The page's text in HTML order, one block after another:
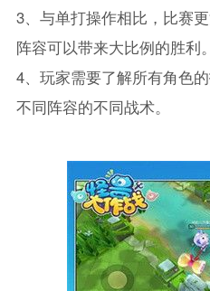
3、与单打操作相比，比赛
阵容可以带来大比例的胜利。
4、玩家需要了解所有角色
不同阵容的不同战术。